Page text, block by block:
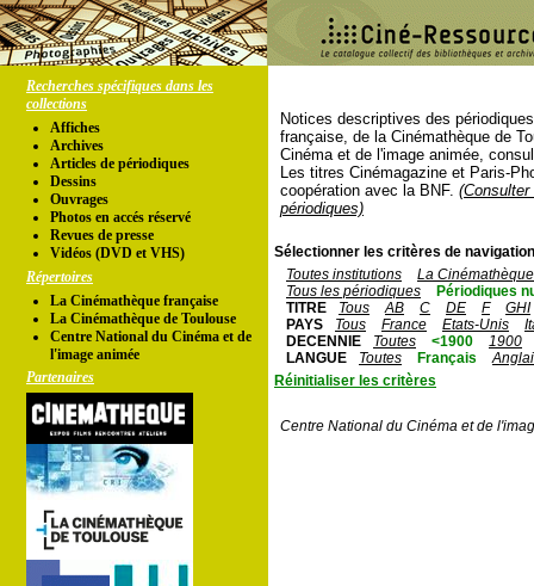
Recherches spécifiques dans les
collections
Affiches
Archives
Articles de périodiques
Dessins
Ouvrages
Photos en accés réservé
Revues de presse
Vidéos (DVD et VHS)
Répertoires
La Cinémathèque française
La Cinémathèque de Toulouse
Centre National du Cinéma et de
l'image animée
Partenaires
Notices descriptives des
française, de la Cinémathèque de
Cinéma et de l'image animée,
Les titres Cinémagazine et Paris-
coopération avec la BNF.
périodiques)
Sélectionner les critères de
Toutes institutions
La
Tous les périodiques
Périodiques
TITRE
Tous AB C DE F
GHI
PAYS
Tous France Etats-Unis
DECENNIE
Toutes <1900
1900
LANGUE
Toutes Français
Réinitialiser les critères
Centre National du Cinéma et de